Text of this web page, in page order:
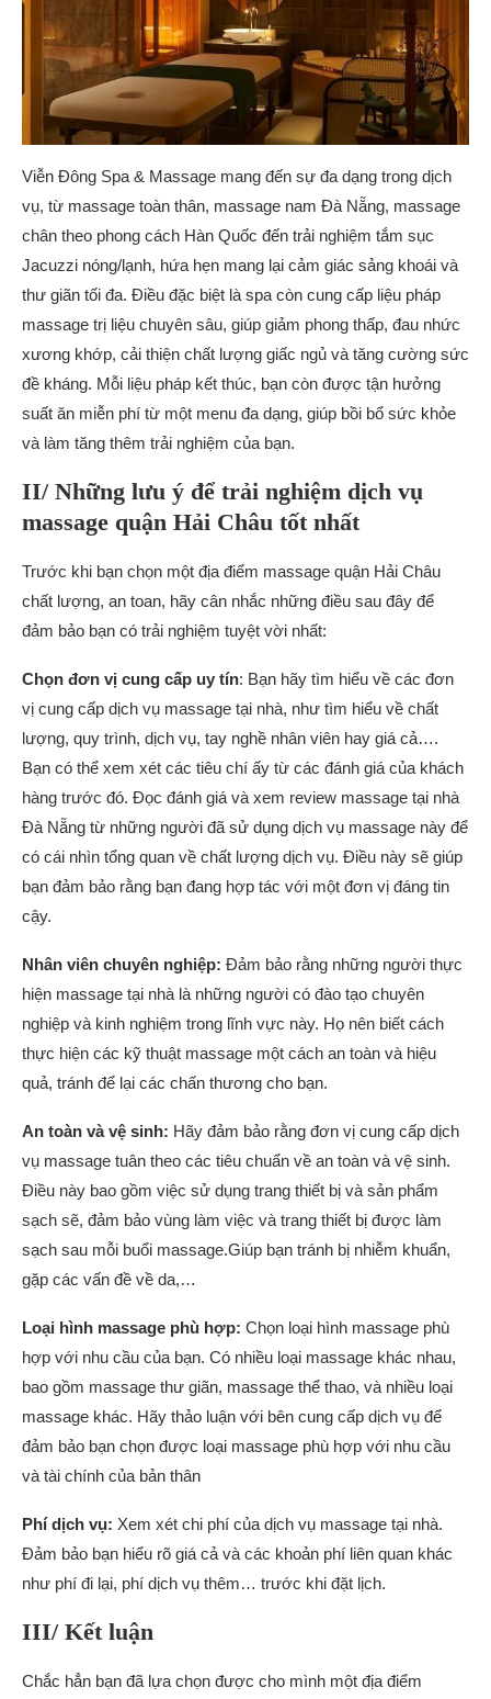
Viễn Đông Spa & Massage mang đến sự đa dạng trong dịch
vụ, từ massage toàn thân, massage nam Đà Nẵng, massage
chân theo phong cách Hàn Quốc đến trải nghiệm tắm sục
Jacuzzi nóng/lạnh, hứa hẹn mang lại cảm giác sảng khoái và
thư giãn tối đa. Điều đặc biệt là spa còn cung cấp liệu pháp
massage trị liệu chuyên sâu, giúp giảm phong thấp, đau nhức
xương khớp, cải thiện chất lượng giấc ngủ và tăng cường sức
đề kháng. Mỗi liệu pháp kết thúc, bạn còn được tận hưởng
suất ăn miễn phí từ một menu đa dạng, giúp bồi bổ sức khỏe
và làm tăng thêm trải nghiệm của bạn.
II/ Những lưu ý để trải nghiệm dịch vụ
massage quận Hải Châu tốt nhất
Trước khi bạn chọn một địa điểm massage quận Hải Châu
chất lượng, an toan, hãy cân nhắc những điều sau đây để
đảm bảo bạn có trải nghiệm tuyệt vời nhất:
Chọn đơn vị cung cấp uy tín: Bạn hãy tìm hiểu về các đơn
vị cung cấp dịch vụ massage tại nhà, như tìm hiểu về chất
lượng, quy trình, dịch vụ, tay nghề nhân viên hay giá cả….
Bạn có thể xem xét các tiêu chí ấy từ các đánh giá của khách
hàng trước đó. Đọc đánh giá và xem review massage tại nhà
Đà Nẵng từ những người đã sử dụng dịch vụ massage này để
có cái nhìn tổng quan về chất lượng dịch vụ. Điều này sẽ giúp
bạn đảm bảo rằng bạn đang hợp tác với một đơn vị đáng tin
cậy.
Nhân viên chuyên nghiệp: Đảm bảo rằng những người thực
hiện massage tại nhà là những người có đào tạo chuyên
nghiệp và kinh nghiệm trong lĩnh vực này. Họ nên biết cách
thực hiện các kỹ thuật massage một cách an toàn và hiệu
quả, tránh để lại các chấn thương cho bạn.
An toàn và vệ sinh: Hãy đảm bảo rằng đơn vị cung cấp dịch
vụ massage tuân theo các tiêu chuẩn về an toàn và vệ sinh.
Điều này bao gồm việc sử dụng trang thiết bị và sản phẩm
sạch sẽ, đảm bảo vùng làm việc và trang thiết bị được làm
sạch sau mỗi buổi massage.Giúp bạn tránh bị nhiễm khuẩn,
gặp các vấn đề về da,…
Loại hình massage phù hợp: Chọn loại hình massage phù
hợp với nhu cầu của bạn. Có nhiều loại massage khác nhau,
bao gồm massage thư giãn, massage thể thao, và nhiều loại
massage khác. Hãy thảo luận với bên cung cấp dịch vụ để
đảm bảo bạn chọn được loại massage phù hợp với nhu cầu
và tài chính của bản thân
Phí dịch vụ: Xem xét chi phí của dịch vụ massage tại nhà.
Đảm bảo bạn hiểu rõ giá cả và các khoản phí liên quan khác
như phí đi lại, phí dịch vụ thêm… trước khi đặt lịch.
III/ Kết luận
Chắc hẳn bạn đã lựa chọn được cho mình một địa điểm